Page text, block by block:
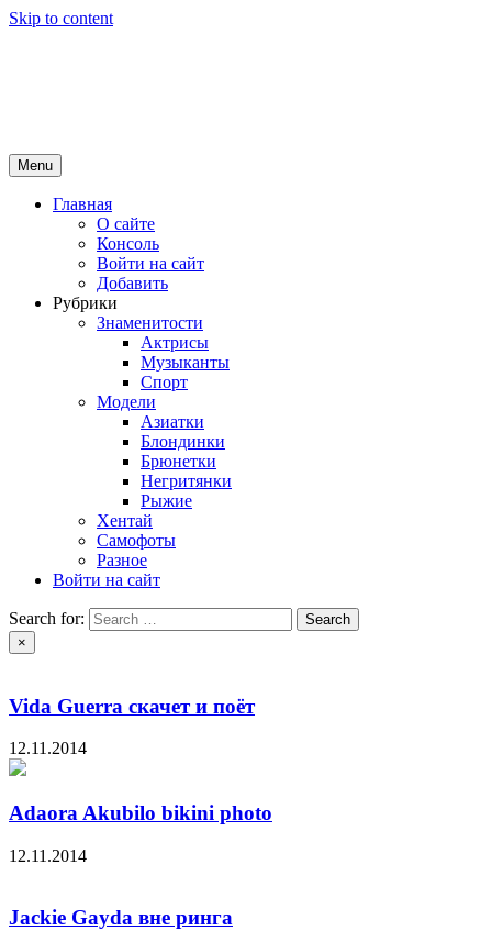
Skip to content
Menu
Главная
О сайте
Консоль
Войти на сайт
Добавить
Рубрики
Знаменитости
Актрисы
Музыканты
Спорт
Модели
Азиатки
Блондинки
Брюнетки
Негритянки
Рыжие
Хентай
Самофоты
Разное
Войти на сайт
Search for:
×
Vida Guerra скачет и поёт
12.11.2014
Adaora Akubilo bikini photo
12.11.2014
Jackie Gayda вне ринга